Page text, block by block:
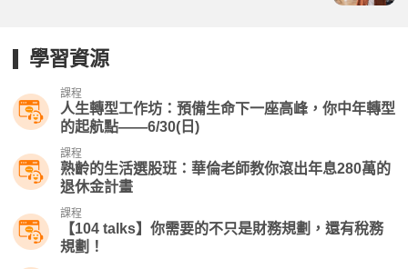
學習資源
課程
人生轉型工作坊：預備生命下一座高峰，你中年轉型
的起航點——6/30(日)
課程
熟齡的生活選股班：華倫老師教你滾出年息280萬的
退休金計畫
課程
【104 talks】你需要的不只是財務規劃，還有稅務
規劃！